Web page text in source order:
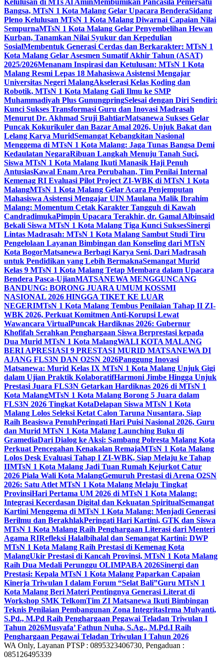
Kelulusan di MTs Al Amin Membumikan Pancasila Pemersatu
Bangsa, MTsN 1 Kota Malang Gelar Upacara BenderaSidang
Pleno Kelulusan MTsN 1 Kota Malang Diwarnai Capaian Nilai
SempurnaMTsN 1 Kota Malang Gelar Penyembelihan Hewan
Kurban, Tanamkan Nilai Syukur dan Kepedulian
SosialMembentuk Generasi Cerdas dan Berkarakter: MTsN 1
Kota Malang Gelar Asesmen Sumatif Akhir Tahun (ASAT)
2025/2026Menanam Inspirasi dan Ketulusan: MTsN 1 Kota
Malang Resmi Lepas 18 Mahasiswa Asistensi Mengajar
Universitas Negeri MalangAkselerasi Kelas Koding dan
Robotik, MTsN 1 Kota Malang Gali Ilmu ke SMP
Muhammadiyah Plus GunungpringSelesai dengan Diri Sendiri:
Kunci Sukses Transformasi Guru dan Inovasi Madrasah
Menurut Dr. Akhmad Sruji BahtiarMatsanewa Sukses Gelar
Puncak Kokurikuler dan Bazar Amal 2026, Unjuk Bakat dan
Lelang Karya MuridSemangat Kebangkitan Nasional
Menggema di MTsN 1 Kota Malang: Jaga Tunas Bangsa Demi
Kedaulatan NegaraRibuan Langkah Menuju Tanah Suci,
Siswa MTsN 1 Kota Malang Ikuti Manasik Haji Penuh
AntusiasKawal Enam Area Perubahan, Tim Penilai Internal
Kemenag RI Evaluasi Pilot Project ZI-WBK di MTsN 1 Kota
MalangMTsN 1 Kota Malang Gelar Acara Penjemputan
Mahasiswa Asistensi Mengajar UIN Maulana Malik Ibrahim
Malang: Momentum Cetak Karakter Tangguh di Kawah
CandradimukaPimpin Upacara Terakhir, dr. Gamal Albinsaid
Bekali Siswa MTsN 1 Kota Malang Tiga Kunci SuksesSinergi
Lintas Madrasah: MTsN 1 Kota Malang Sambut Studi Tiru
Pengelolaan Layanan Bimbingan dan Konseling dari MTsN
Kota BogorMatsanewa Berbagi Karya Seni, Dari Madrasah
untuk Pendidikan yang Lebih BermaknaSemangat Murid
Kelas 9 MTsN 1 Kota Malang Tetap Membara dalam Upacara
Bendera Pasca-UjianMATSANEWA MENGGUNCANG
BANDUNG: BORONG JUARA UMUM KOSSMI
NASIONAL 2026 HINGGA TIKET KE LUAR
NEGERIMTsN 1 Kota Malang Tembus Penilaian Tahap II ZI-
WBK 2026, Perkuat Komitmen Anti-Korupsi Lewat
Wawancara VirtualPuncak Hardiknas 2026: Gubernur
Khofifah Serahkan Penghargaan Siswa Berprestasi kepada
Dua Murid MTsN 1 Kota MalangWALI KOTA MALANG
BERI APRESIASI 9 PRESTASI MURID MATSANEWA DI
AJANG FLS3N DAN O2SN 2026Panggung Inovasi
Matsanewa: Murid Kelas IX MTsN 1 Kota Malang Unjuk Gigi
dalam Ujian Praktik KolaboratifHarmoni Jimbe Hingga Unjuk
Prestasi Juara FLS3N Getarkan Hardiknas 2026 di MTsN 1
Kota MalangMTsN 1 Kota Malang Borong 5 Juara dalam
FLS3N 2026 Tingkat KotaDelapan Siswa MTsN 1 Kota
Malang Lolos Seleksi Ketat Calon Taruna Nusantara, Siap
Raih Beasiswa PenuhPeringati Hari Puisi Nasional 2026, Guru
dan Murid MTsN 1 Kota Malang Launching Buku di
GramediaDari Dialog ke Aksi: Sambang Polresta Malang Kota
Perkuat Pencegahan Kenakalan RemajaMTsN 1 Kota Malang
Lolos Desk Evaluasi Tahap I ZI-WBK, Siap Melaju ke Tahap
IIMTsN 1 Kota Malang Jadi Tuan Rumah Kejurkot Catur
2026 Piala Wali Kota MalangGemuruh Prestasi di Arena O2SN
2026: Satu Atlet MTsN 1 Kota Malang Melaju Tingkat
ProvinsiHari Pertama UM 2026 di MTsN 1 Kota Malang:
Integrasi Kecerdasan Digital dan Kekuatan SpiritualSemangat
Kartini Menggema di MTsN 1 Kota Malang: Menjadi Generasi
Berilmu dan BerakhlakPeringati Hari Kartini, GTK dan Siswa
MTsN 1 Kota Malang Raih Penghargaan Literasi dari Menteri
Agama RIRefleksi Halalbihalal dan Semangat Kartini: DWP
MTsN 1 Kota Malang Raih Prestasi di Kemenag Kota
MalangUkir Prestasi di Kancah Provinsi, MTsN 1 Kota Malang
Raih Dua Medali Perunggu OLIMPABA 2026Sinergi dan
Prestasi: Kepala MTsN 1 Kota Malang Paparkan Capaian
Kinerja Triwulan I dalam Forum “Selat Bali”Guru MTsN 1
Kota Malang Beri Materi Pentingnya Generasi Literat di
Workshop SMK TelkomTim ZI Matsanewa Ikuti Bimbingan
Teknis Penilaian Pembangunan Zona IntegritasIrma Mulyanti,
S.Pd., M.Pd Raih Penghargaan Pegawai Teladan Triwulan I
Tahun 2026Musyafa’ Fathun Nuha, S.Ag., M.Pd.I Raih
Penghargaan Pegawai Teladan Triwulan I Tahun 2026
WA Only, Layanan PTSP : 0895323406730, Pengaduan :
085126495339